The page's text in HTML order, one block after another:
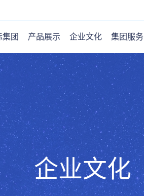
团 产品展示 企业文化 集团服务
企业文化